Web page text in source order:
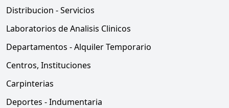
Distribucion - Servicios
Laboratorios de Analisis Clinicos
Departamentos - Alquiler Temporario
Centros, Instituciones
Carpinterias
Deportes - Indumentaria